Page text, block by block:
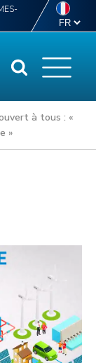
à tous : «
»